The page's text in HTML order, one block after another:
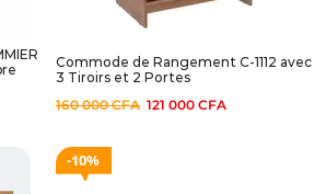
Commode de Rangement C-1112 avec
3 Tiroirs et 2 Portes
160 000CFA 121 000 CFA
10%